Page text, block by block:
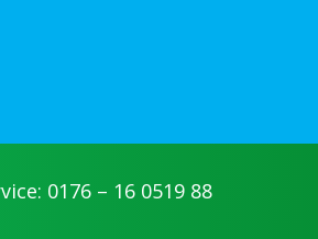
0176 – 16 0519 88